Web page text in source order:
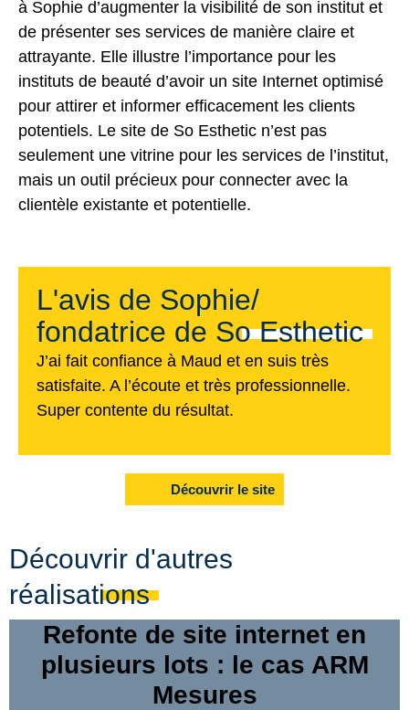
à Sophie d’augmenter la visibilité de son institut et
de présenter ses services de manière claire et
attrayante. Elle illustre l’importance pour les
instituts de beauté d’avoir un site Internet optimisé
pour attirer et informer efficacement les clients
potentiels. Le site de So Esthetic n’est pas
seulement une vitrine pour les services de l’institut,
mais un outil précieux pour connecter avec la
clientèle existante et potentielle.
L'avis de Sophie/
fondatrice de So Esthetic
J’ai fait confiance à Maud et en suis très
satisfaite. A l’écoute et très professionnelle.
Super contente du résultat.
Découvrir le site
Découvrir d'autres
réalisations
Refonte de site internet en
plusieurs lots : le cas ARM
Mesures